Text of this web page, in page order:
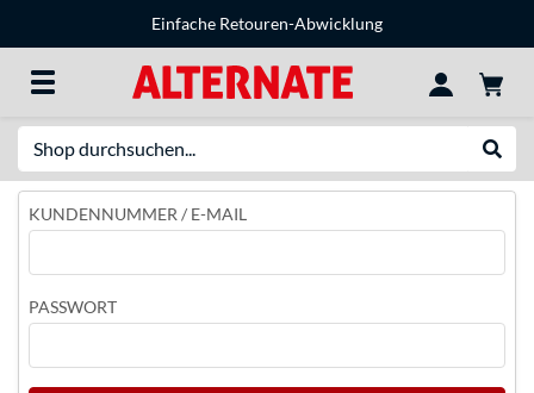
Einfache Retouren-Abwicklung
KUNDENNUMMER / E-MAIL
PASSWORT